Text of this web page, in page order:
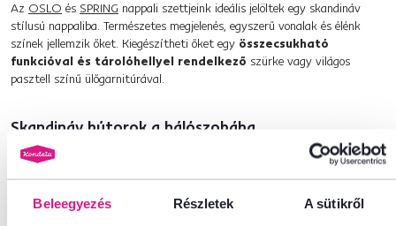
Beleegyezés Részletek A sütikről
Az OSLO és SPRING nappali szettjeink ideális jelöltek egy skandináv
stílusú nappaliba. Természetes megjelenés, egyszerű vonalak és élénk
színek jellemzik őket. Kiegészítheti őket egy összecsukható
funkcióval és tárolóhellyel rendelkező szürke vagy világos
pasztell színű ülőgarnitúrával.
Skandináv bútorok a hálószobába
Minden hálószoba domináns eleme az ágy.
Az alábbiakban
kiválasztottuk azokat az ágyakat, amelyek a leginkább passzolnak egy